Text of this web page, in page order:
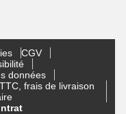
CGV
données
frais de livraison